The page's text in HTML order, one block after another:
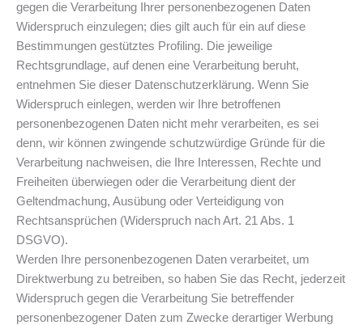
gegen die Verarbeitung Ihrer personenbezogenen Daten
Widerspruch einzulegen; dies gilt auch für ein auf diese
Bestimmungen gestütztes Profiling. Die jeweilige
Rechtsgrundlage, auf denen eine Verarbeitung beruht,
entnehmen Sie dieser Datenschutzerklärung. Wenn Sie
Widerspruch einlegen, werden wir Ihre betroffenen
personenbezogenen Daten nicht mehr verarbeiten, es sei
denn, wir können zwingende schutzwürdige Gründe für die
Verarbeitung nachweisen, die Ihre Interessen, Rechte und
Freiheiten überwiegen oder die Verarbeitung dient der
Geltendmachung, Ausübung oder Verteidigung von
Rechtsansprüchen (Widerspruch nach Art. 21 Abs. 1
DSGVO).
Werden Ihre personenbezogenen Daten verarbeitet, um
Direktwerbung zu betreiben, so haben Sie das Recht, jederzeit
Widerspruch gegen die Verarbeitung Sie betreffender
personenbezogener Daten zum Zwecke derartiger Werbung